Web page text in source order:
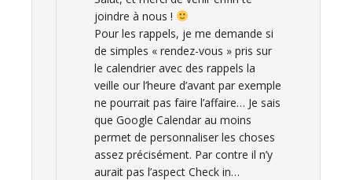
joindre à nous !
Pour les rappels, je me demande si
de simples « rendez-vous » pris sur
le calendrier avec des rappels la
veille our l’heure d’avant par exemple
ne pourrait pas faire l’affaire… Je sais
que Google Calendar au moins
permet de personnaliser les choses
assez précisément. Par contre il n’y
aurait pas l’aspect Check in…